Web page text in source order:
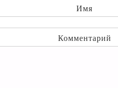
Имя
Комментарий